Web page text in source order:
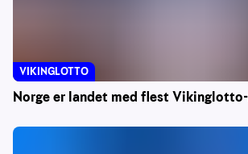
Norge er landet med flest
VIKINGLOTTO